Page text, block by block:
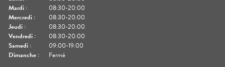
Mardi :
08:30-20:00
Mercredi :
08:30-20:00
Jeudi :
08:30-20:00
Vendredi :
08:30-20:00
Samedi :
09:00-19:00
Dimanche : Fermé